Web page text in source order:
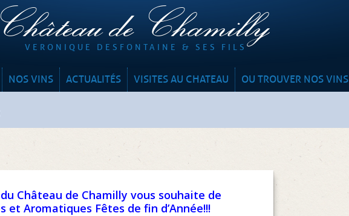
Château de Chamilly
VERONIQUE DESFONTAINE & SES FILS
NOS VINS ACTUALITÉS VISITES AU CHATEAU OU TROUVER NOS VINS
Château de Chamilly vous souhaite de
et Aromatiques Fêtes de fin d’Année!!!